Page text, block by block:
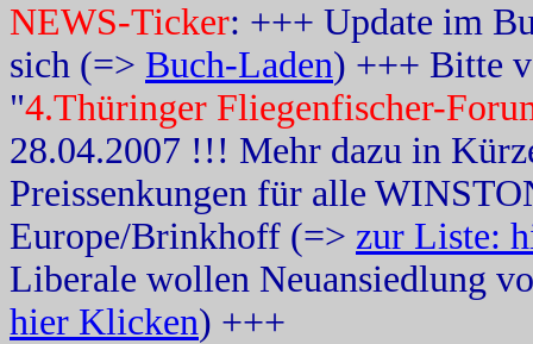
NEWS-Ticker: +++ Update im
sich (=> Buch-Laden) +++ Bitte
"4.Thüringer Fliegenfischer-
28.04.2007 !!! Mehr dazu in
Preissenkungen für alle
Europe/Brinkhoff (=> zur Liste:
Liberale wollen Neuansiedlung
hier Klicken) +++